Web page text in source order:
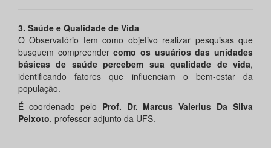
3. Saúde e Qualidade de Vida
O Observatório tem como objetivo realizar pesquisas que
busquem compreendercomo os usuários das unidades
básicas de saúde percebem sua qualidade de vida,
identificando fatores que influenciam o bem-estar da
população.
É coordenado pelo Prof. Dr. Marcus Valerius Da Silva
Peixoto, professor adjunto da UFS.